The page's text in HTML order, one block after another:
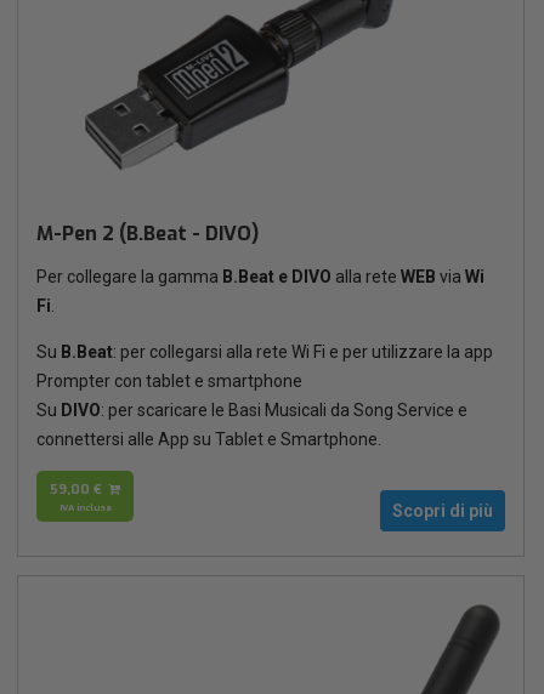
M-Pen 2 (B.Beat - DIVO)
Per collegare la gamma B.Beat e DIVO alla rete WEB via Wi
Fi
Su B.Beat: per collegarsi alla rete Wi Fi e per utilizzare la app
Prompter con tablet e smartphone
Su DIVO: per scaricare le Basi Musicali da Song Service e
connettersi alle App su Tablet e Smartphone.
59,00 €
IVA inclusa Scopri di più